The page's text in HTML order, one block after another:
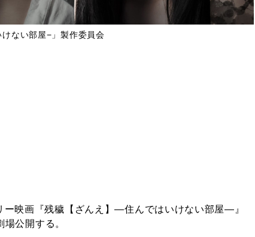
ない部屋−」製作委員会
ー映画『残穢【ざんえ】—住んではいけない部屋—』
公開する。